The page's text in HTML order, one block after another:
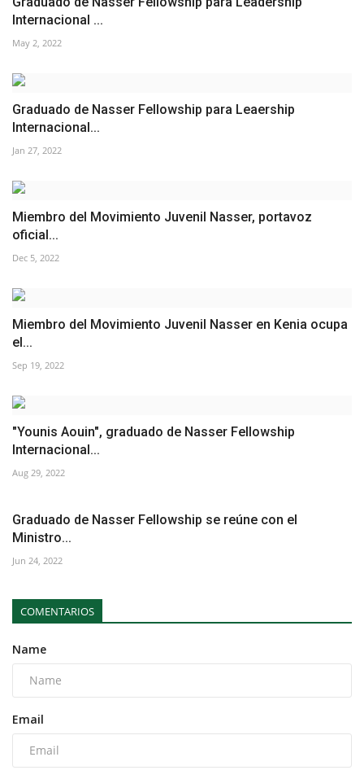
Internacional ...
May 2, 2022
Graduado de Nasser Fellowship para Leaership
Internacional...
Jan 27, 2022
Miembro del Movimiento Juvenil Nasser, portavoz
oficial...
Dec 5, 2022
Miembro del Movimiento Juvenil Nasser en Kenia ocupa
el...
Sep 19, 2022
"Younis Aouin", graduado de Nasser Fellowship
Internacional...
Aug 29, 2022
Graduado de Nasser Fellowship se reúne con el
Ministro...
Jun 24, 2022
COMENTARIOS
Name
Email